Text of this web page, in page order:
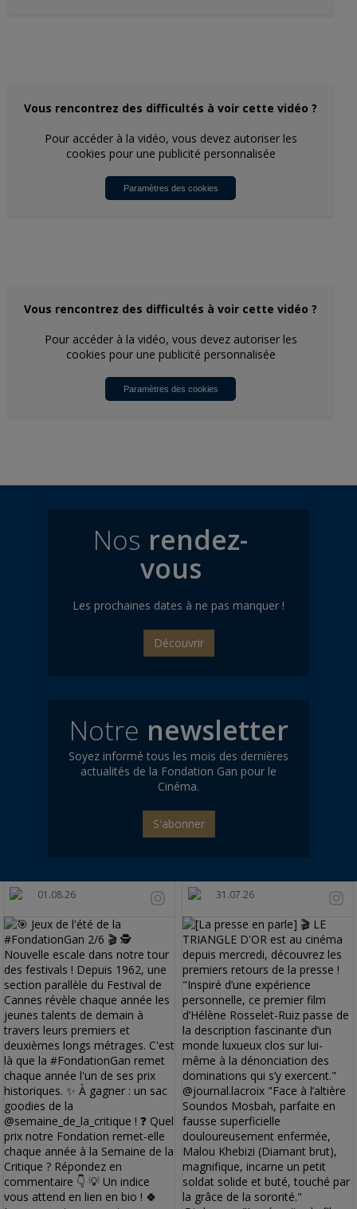
Vous rencontrez des difficultés à voir cette vidéo ?
Pour accéder à la vidéo, vous devez autoriser les
cookies pour une publicité personnalisée
Paramètres des cookies
Vous rencontrez des difficultés à voir cette vidéo ?
Pour accéder à la vidéo, vous devez autoriser les
cookies pour une publicité personnalisée
Paramètres des cookies
Nos rendez-
vous
Les prochaines dates à ne pas manquer !
Découvrir
Notre newsletter
Soyez informé tous les mois des dernières
actualités de la Fondation Gan pour le
Cinéma.
S'abonner
01.08.26 31.07.26